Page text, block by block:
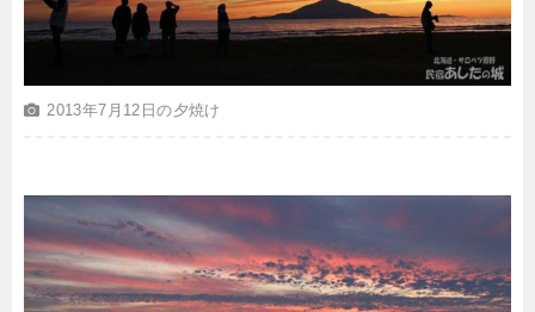
2013年7月12日の夕焼け